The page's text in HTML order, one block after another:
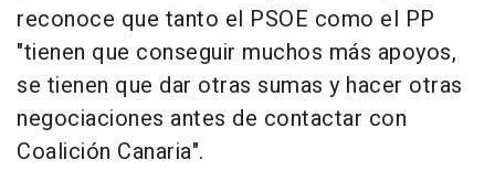
reconoce que tanto el PSOE como el PP
"tienen que conseguir muchos más apoyos,
se tienen que dar otras sumas y hacer otras
negociaciones antes de contactar con
Coalición Canaria".